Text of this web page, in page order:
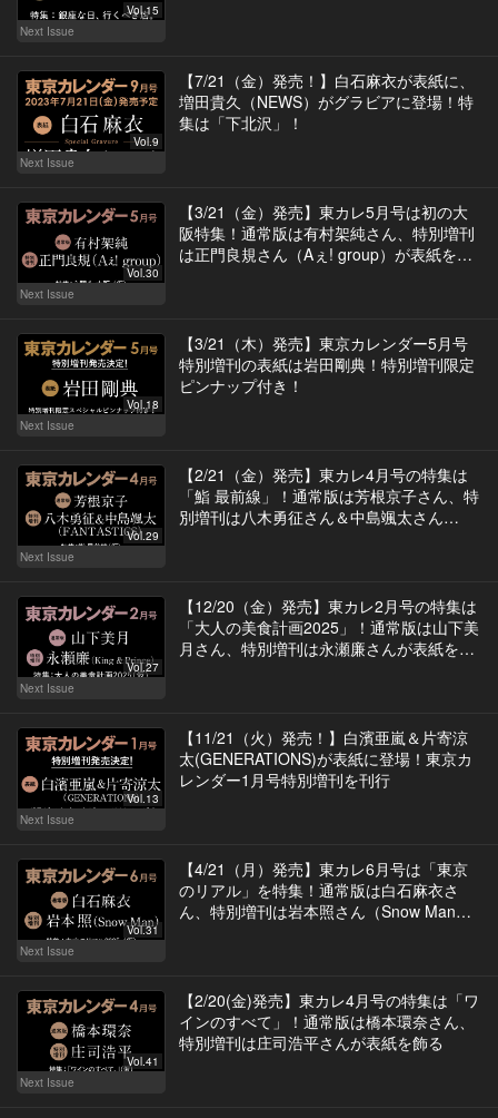
Vol.15
Next Issue
Vol.9
Next Issue
【7/21（金）発売！】白石麻衣が表紙に、
増田貴久（NEWS）がグラビアに登場！特
集は「下北沢」！
Vol.30
Next Issue
【3/21（金）発売】東カレ5月号は初の大
阪特集！通常版は有村架純さん、特別増刊
は正門良規さん（Aぇ! group）が表紙を飾
Vol.18
Next Issue
【3/21（木）発売】東京カレンダー5月号
特別増刊の表紙は岩田剛典！特別増刊限定
ピンナップ付き！
Vol.29
Next Issue
【2/21（金）発売】東カレ4月号の特集は
「鮨 最前線」！通常版は芳根京子さん、特
別増刊は八木勇征さん＆中島颯太さん
Vol.27
Next Issue
【12/20（金）発売】東カレ2月号の特集は
「大人の美食計画2025」！通常版は山下美
月さん、特別増刊は永瀬廉さんが表紙を飾
Vol.13
Next Issue
【11/21（火）発売！】白濱亜嵐＆片寄涼
太(GENERATIONS)が表紙に登場！東京カ
レンダー1月号特別増刊を刊行
Vol.31
Next Issue
【4/21（月）発売】東カレ6月号は「東京
のリアル」を特集！通常版は白石麻衣さ
ん、特別増刊は岩本照さん（Snow Man）
Vol.41
Next Issue
【2/20(金)発売】東カレ4月号の特集は「ワ
インのすべて」！通常版は橋本環奈さん、
特別増刊は庄司浩平さんが表紙を飾る